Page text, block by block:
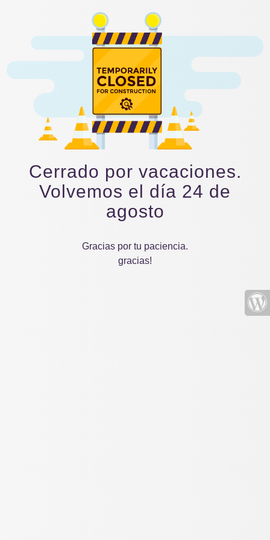
Cerrado por vacaciones.
Volvemos el día 24 de
agosto
Gracias por tu paciencia.
gracias!